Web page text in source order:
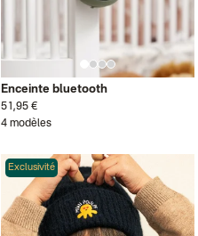
Enceinte bluetooth
51,95 €
4 modèles
Exclusivité